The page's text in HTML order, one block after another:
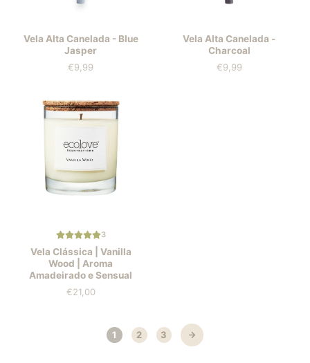
Vela Alta Canelada - Blue
Jasper
Prezzo
€9,99
Vela Alta Canelada -
Charcoal
Prezzo
€9,99
3
Vela Clássica | Vanilla
Wood | Aroma
Amadeirado e Sensual
Prezzo
€21,00
1 2 3